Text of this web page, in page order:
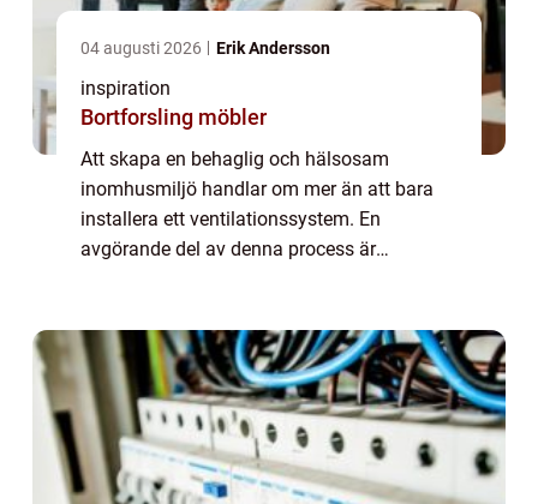
04 augusti 2026 Erik Andersson
inspiration
Bortforsling möbler
Att skapa en behaglig och hälsosam
inomhusmiljö handlar om mer än att bara
installera ett ventilationssystem. En
avgörande del av denna process är